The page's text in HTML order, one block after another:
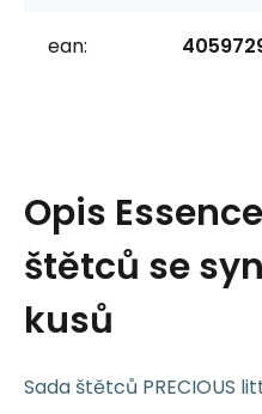
ean:
Opis
štětců se
kusů
Sada štětců PRECIOUS